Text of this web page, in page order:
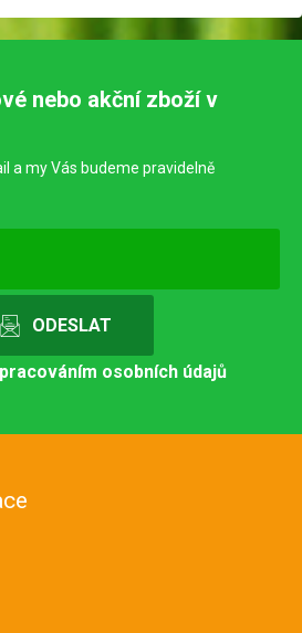
nebo akční zboží v
a my Vás budeme pravidelně
osobních údajů